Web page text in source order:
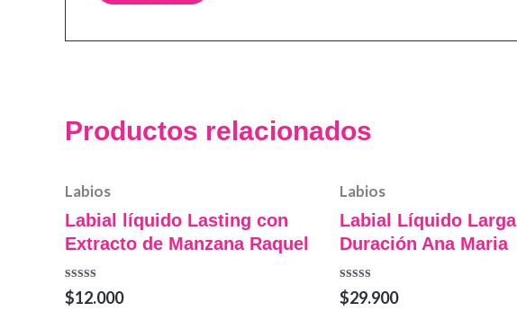
Productos relacionados
Labios
Labial líquido Lasting con
Extracto de Manzana Raquel
Valorado
en
$12.000
Labios
Labial Líquido Larga
Duración Ana Maria
Valorado
en
$29.900